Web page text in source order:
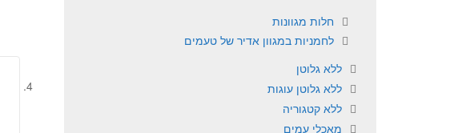
חלות מגוונות
לחמניות במגוון אדיר של טעמים
ללא גלוטן
ללא גלוטן עוגות
ללא קטגוריה
מאכלי עמים